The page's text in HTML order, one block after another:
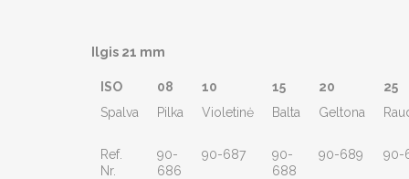
Ilgis 21 mm
ISO 08 10 15 20
25
Spalva
Pilka Violetinė Balta Geltona
Ref.
Nr.
90-
686
90-687
90-
688
90-689 90-